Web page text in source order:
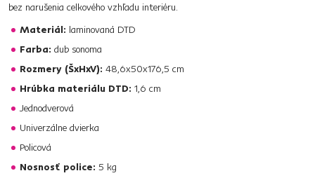
bez narušenia celkového vzhľadu interiéru.
Materiál: laminovaná DTD
Farba: dub sonoma
Rozmery (ŠxHxV): 48,6x50x176,5 cm
Hrúbka materiálu DTD: 1,6 cm
Jednodverová
Univerzálne dvierka
Policová
Nosnosť police: 5 kg